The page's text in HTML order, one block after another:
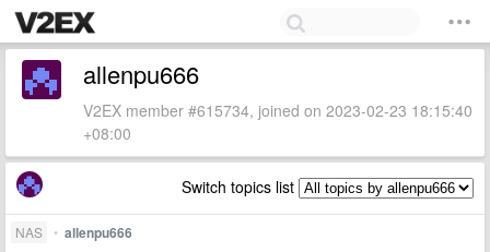
allenpu666
V2EX member #615734, joined on 2023-02-23 18:15:40
+08:00
Switch topics list
NAS • allenpu666